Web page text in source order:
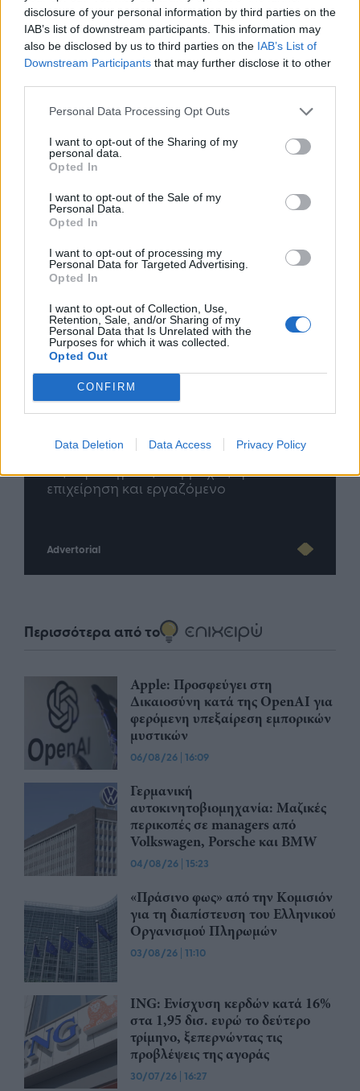
disclosure of your personal information by third parties on the
IAB’s list of downstream participants. This information may
also be disclosed by us to third parties on the IAB’s List of
Downstream Participants that may further disclose it to other
Personal Data Processing Opt Outs
I want to opt-out of the Sharing of my
personal data.
Opted In
I want to opt-out of the Sale of my
Personal Data.
Opted In
I want to opt-out of processing my
Personal Data for Targeted Advertising.
Opted In
I want to opt-out of Collection, Use,
Retention, Sale, and/or Sharing of my
Personal Data that Is Unrelated with the
Purposes for which it was collected.
Opted Out
CONFIRM
Data Deletion Data Access Privacy Policy
Σχολιάστε
... σχόλια| Κάνε click για να σχολιάσεις
TP Greece: Πώς διαμορφώνεται το
μέλλον του Insurance στην εποχή του AI
σου
Advertorial
Περισσότερα από το
Apple: Προσφεύγει στη
Δικαιοσύνη κατά της OpenAI για
φερόμενη υπεξαίρεση εμπορικών
μυστικών
06/08/26 | 16:09
Γερμανική
αυτοκινητοβιομηχανία: Μαζικές
περικοπές σε managers από
Volkswagen, Porsche και BMW
04/08/26 | 15:23
«Πράσινο φως» από την Κομισιόν
για τη διαπίστευση του Ελληνικού
Οργανισμού Πληρωμών
03/08/26 | 11:10
ING: Ενίσχυση κερδών κατά 16%
στα 1,95 δισ. ευρώ το δεύτερο
τρίμηνο, ξεπερνώντας τις
προβλέψεις της αγοράς
30/07/26 | 16:27